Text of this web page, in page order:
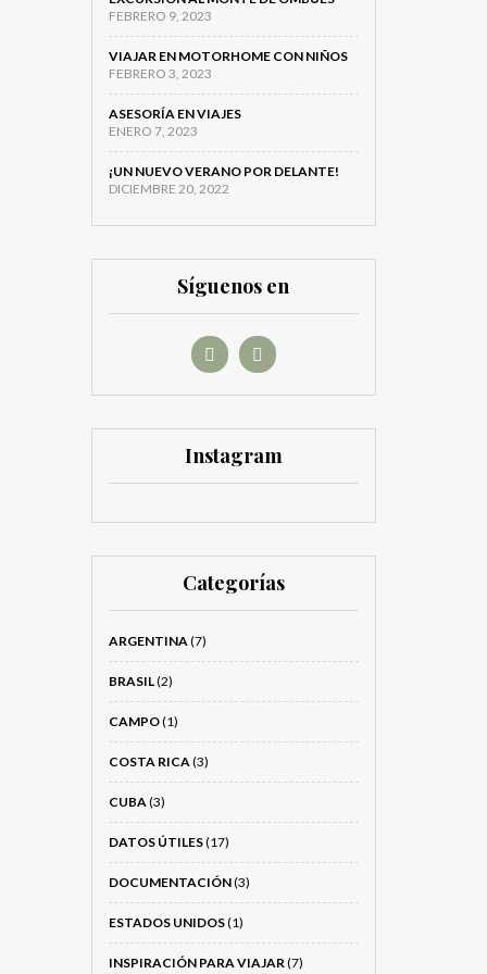
FEBRERO 9, 2023
VIAJAR EN MOTORHOME CON NIÑOS
FEBRERO 3, 2023
ASESORÍA EN VIAJES
ENERO 7, 2023
¡UN NUEVO VERANO POR DELANTE!
DICIEMBRE 20, 2022
Síguenos en
Instagram
Categorías
ARGENTINA(7)
BRASIL(2)
CAMPO(1)
COSTA RICA(3)
CUBA(3)
DATOS ÚTILES(17)
DOCUMENTACIÓN(3)
ESTADOS UNIDOS(1)
INSPIRACIÓN PARA VIAJAR(7)